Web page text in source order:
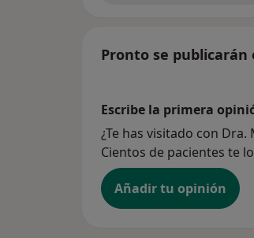
Pronto se publicarán
Escribe la primera
¿Te has visitado con
Cientos de pacientes te
Añadir tu opinión